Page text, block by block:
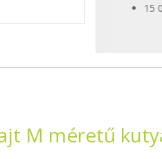
15
M méretű